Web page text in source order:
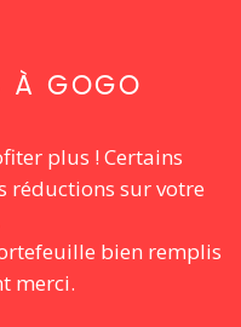
À GOGO
plus ! Certains
réductions sur votre
bien remplis
merci.